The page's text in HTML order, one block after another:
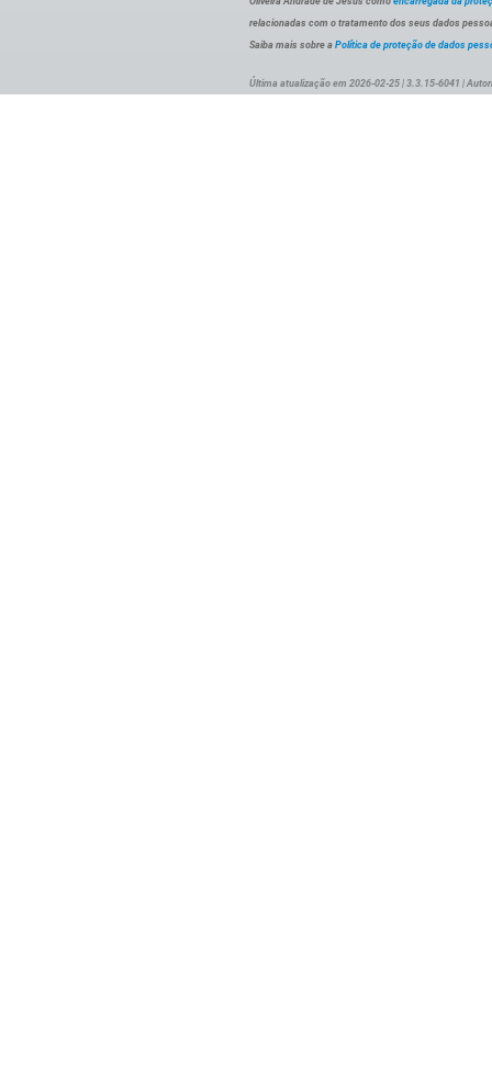
relacionadas com o tratamento dos seus dados
Saiba mais sobre a Política de proteção de dados
Última atualização em 2026-02-25 | 3.3.15-6041 |